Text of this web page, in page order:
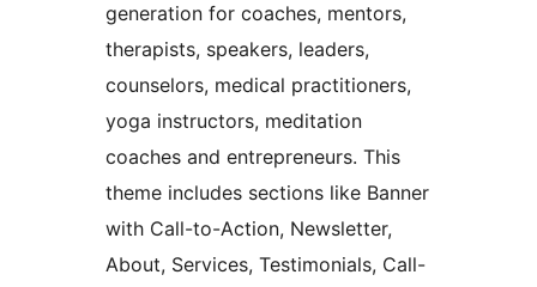
generation for coaches, mentors,
therapists, speakers, leaders,
counselors, medical practitioners,
yoga instructors, meditation
coaches and entrepreneurs. This
theme includes sections like Banner
with Call-to-Action, Newsletter,
About, Services, Testimonials, Call-